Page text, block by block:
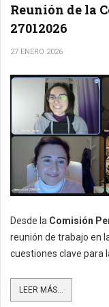
Reunión de la
27012026
27 ENERO 2026
Desde la Comisión
reunión de trabajo en
cuestiones clave para
LEER MÁS...